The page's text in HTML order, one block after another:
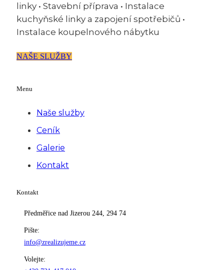
linky • Stavební příprava • Instalace
kuchyňské linky a zapojení spotřebičů •
Instalace koupelnového nábytku
NAŠE SLUŽBY
Menu
Naše služby
Ceník
Galerie
Kontakt
Kontakt
Předměřice nad Jizerou 244, 294 74
Pište:
info@zrealizujeme.cz
Volejte: